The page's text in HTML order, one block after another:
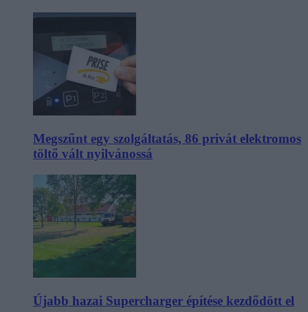
Megszűnt egy szolgáltatás, 86 privát elektromos
töltő vált nyilvánossá
Újabb hazai Supercharger építése kezdődött el